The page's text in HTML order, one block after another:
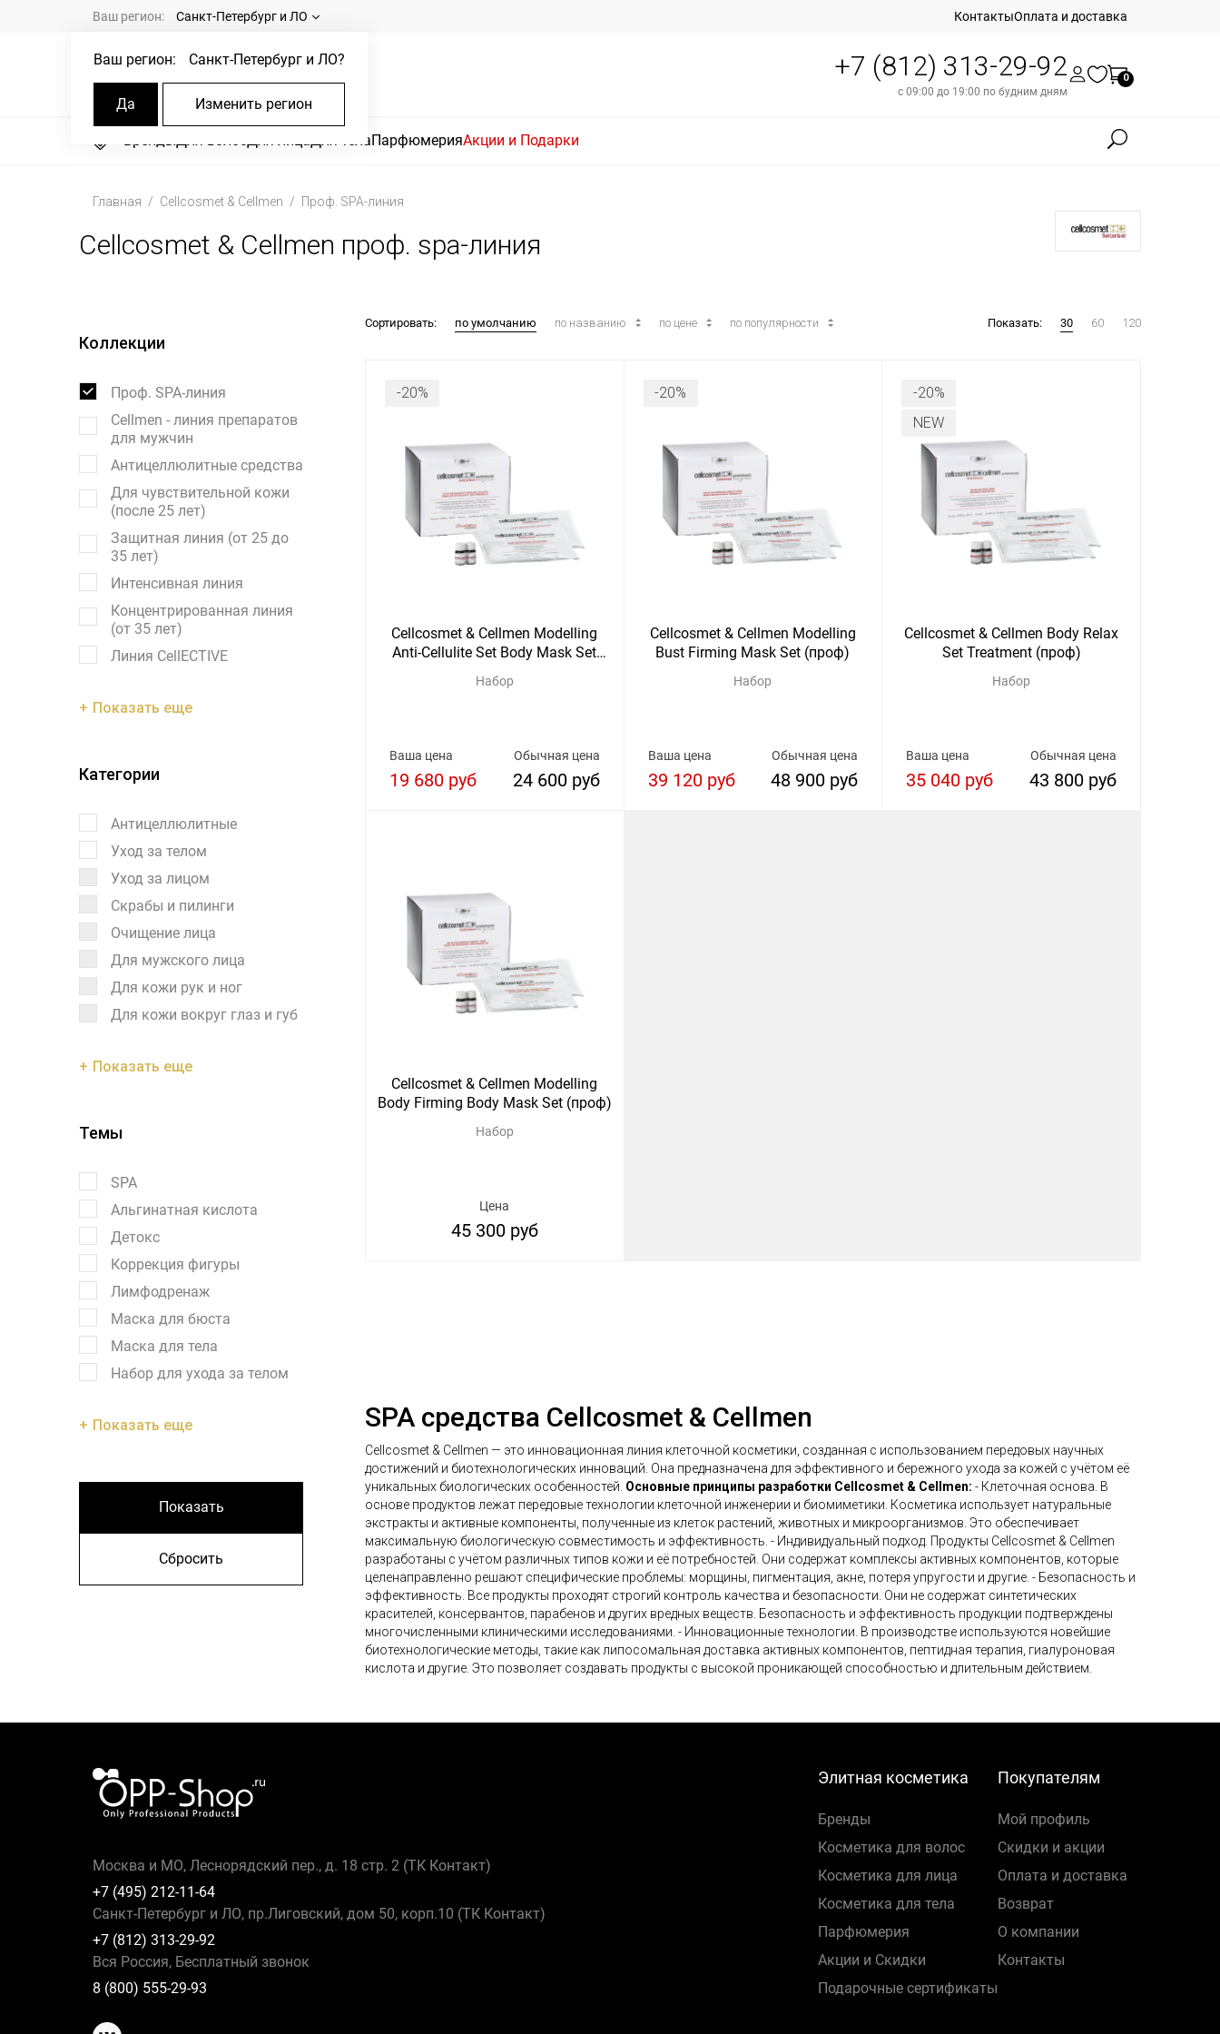
Ваш регион: Санкт-Петербург и ЛО
Ваш регион: Санкт-Петербург и ЛО?
Да Изменить регион
КонтактыОплата и доставка
+7 (812) 313-29-92
с 09:00 до 19:00 по будним дням
0
БрендыДля волосДля лицаДля телаПарфюмерияАкции и Подарки
Главная Cellcosmet & Cellmen Проф. SPA-линия
Cellcosmet & Cellmen проф. spa-линия
Коллекции
Проф. SPA-линия
Cellmen - линия препаратов
для мужчин
Антицеллюлитные средства
Для чувствительной кожи
(после 25 лет)
Защитная линия (от 25 до
35 лет)
Интенсивная линия
Концентрированная линия
(от 35 лет)
Линия CellECTIVE
Показать еще
Категории
Антицеллюлитные
Уход за телом
Уход за лицом
Скрабы и пилинги
Очищение лица
Для мужского лица
Для кожи рук и ног
Для кожи вокруг глаз и губ
Показать еще
Темы
SPA
Альгинатная кислота
Детокс
Коррекция фигуры
Лимфодренаж
Маска для бюста
Маска для тела
Набор для ухода за телом
Показать еще
Показать
Сбросить
Сортировать: по умолчанию по названию по цене по популярности Показать: 30 60 120
-20%
Cellcosmet & Cellmen Modelling
Anti-Cellulite Set Body Mask Set
(проф)
Набор
Обычная цена
24 600 руб
Ваша цена
19 680 руб
-20%
Cellcosmet & Cellmen Modelling
Bust Firming Mask Set (проф)
Набор
Обычная цена
48 900 руб
Ваша цена
39 120 руб
-20%
NEW
Cellcosmet & Cellmen Body Relax
Set Treatment (проф)
Набор
Обычная цена
43 800 руб
Ваша цена
35 040 руб
Cellcosmet & Cellmen Modelling
Body Firming Body Mask Set (проф)
Набор
Цена
45 300 руб
SPA средства Cellcosmet & Cellmen
Cellcosmet & Cellmen — это инновационная линия клеточной косметики, созданная с использованием передовых научных
достижений и биотехнологических инноваций. Она предназначена для эффективного и бережного ухода за кожей с учётом её
уникальных биологических особенностей. Основные принципы разработки Cellcosmet & Cellmen: - Клеточная основа. В
основе продуктов лежат передовые технологии клеточной инженерии и биомиметики. Косметика использует натуральные
экстракты и активные компоненты, полученные из клеток растений, животных и микроорганизмов. Это обеспечивает
максимальную биологическую совместимость и эффективность. - Индивидуальный подход. Продукты Cellcosmet & Cellmen
разработаны с учётом различных типов кожи и её потребностей. Они содержат комплексы активных компонентов, которые
целенаправленно решают специфические проблемы: морщины, пигментация, акне, потеря упругости и другие. - Безопасность и
эффективность. Все продукты проходят строгий контроль качества и безопасности. Они не содержат синтетических
красителей, консервантов, парабенов и других вредных веществ. Безопасность и эффективность продукции подтверждены
многочисленными клиническими исследованиями. - Инновационные технологии. В производстве используются новейшие
биотехнологические методы, такие как липосомальная доставка активных компонентов, пептидная терапия, гиалуроновая
кислота и другие. Это позволяет создавать продукты с высокой проникающей способностью и длительным действием.
Москва и МО, Леснорядский пер., д. 18 стр. 2 (ТК Контакт)
+7 (495) 212-11-64
Санкт-Петербург и ЛО, пр.Лиговский, дом 50, корп.10 (ТК Контакт)
+7 (812) 313-29-92
Вся Россия, Бесплатный звонок
8 (800) 555-29-93
Элитная косметика
Бренды
Косметика для волос
Косметика для лица
Косметика для тела
Парфюмерия
Акции и Скидки
Подарочные сертификаты
Покупателям
Мой профиль
Скидки и акции
Оплата и доставка
Возврат
О компании
Контакты